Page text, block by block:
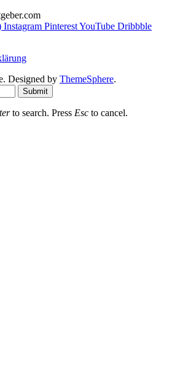
Instagram PinterestYouTube Dribbble
Designed by ThemeSphere.
Submit
to search. Press Esc to cancel.